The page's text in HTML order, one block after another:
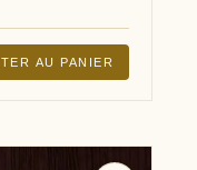
AU PANIER